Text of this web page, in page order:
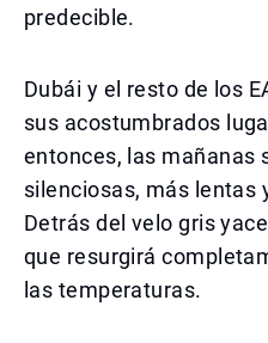
predecible.
Dubái y el resto de los
sus acostumbrados
entonces, las mañanas
silenciosas, más lentas
Detrás del velo gris
que resurgirá
las temperaturas.